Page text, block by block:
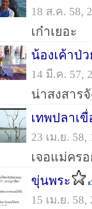
18 ส.ค. 58,
เก๋าเยอะ
น้องเค้าป่ว
14 มี.ค. 57,
น่าสงสาร
เทพปลาเ
23 เม.ย.
ขุ่นพระ
15 เม.ย.